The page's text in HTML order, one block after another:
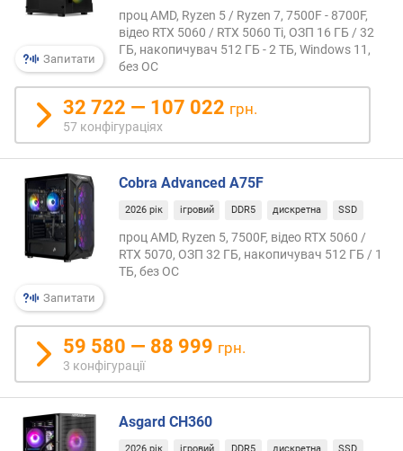
Zen
4
та
р
и
х
в
і
д
д
о
р
о
г
х
д
о
д
е
ш
в
и
Запитати
проц AMD, Ryzen 5 / Ryzen 7, 7500F - 8700F,
відео RTX 5060 / RTX 5060 Ti, ОЗП 16 ГБ / 32
ГБ, накопичувач 512 ГБ - 2 ТБ, Windows 11,
без ОС
32 722 — 107 022 грн.
57 конфігураціях
Запитати
Cobra Advanced A75F
2026 рік ігровий DDR5 дискретна SSD
проц AMD, Ryzen 5, 7500F, відео RTX 5060 /
RTX 5070, ОЗП 32 ГБ, накопичувач 512 ГБ / 1
ТБ, без ОС
59 580 — 88 999 грн.
3 конфігурації
Asgard CH360